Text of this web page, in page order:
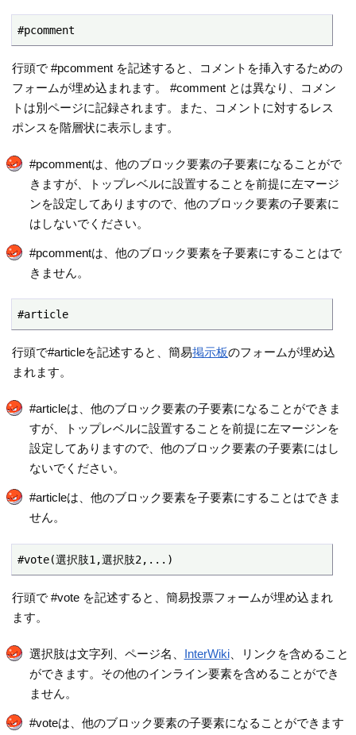
#pcomment
行頭で #pcomment を記述すると、コメントを挿入するための
フォームが埋め込まれます。 #comment とは異なり、コメン
トは別ページに記録されます。また、コメントに対するレス
ポンスを階層状に表示します。
#pcommentは、他のブロック要素の子要素になることがで
きますが、トップレベルに設置することを前提に左マージ
ンを設定してありますので、他のブロック要素の子要素に
はしないでください。
#pcommentは、他のブロック要素を子要素にすることはで
きません。
#article
行頭で#articleを記述すると、簡易掲示板のフォームが埋め込
まれます。
#articleは、他のブロック要素の子要素になることができま
すが、トップレベルに設置することを前提に左マージンを
設定してありますので、他のブロック要素の子要素にはし
ないでください。
#articleは、他のブロック要素を子要素にすることはできま
せん。
#vote(選択肢1,選択肢2,...)
行頭で #vote を記述すると、簡易投票フォームが埋め込まれ
ます。
選択肢は文字列、ページ名、 InterWiki、リンクを含めること
ができます。その他のインライン要素を含めることができ
ません。
#voteは、他のブロック要素の子要素になることができます